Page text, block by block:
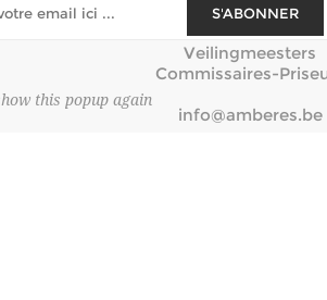
Marc Royer - Rik
Veilingmeesters
Commissaires-
info@amberes.be
terracotta op rond zwarthouten
1991). Ets, diverse technieken.
S'ABONNER
this popup again